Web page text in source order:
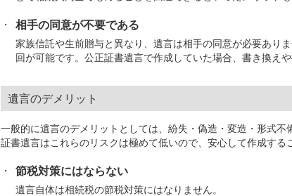
相手の同意が不要である
家族信託や生前贈与と異なり、遺言は相手の同意が必要あり
回が可能です。公正証書遺言で作成していた場合、書き換え
遺言のデメリット
一般的に遺言のデメリットとしては、紛失・偽造・変造・形式
証書遺言はこれらのリスクは極めて低いので、安心して作成する
節税対策にはならない
遺言自体は相続税の節税対策にはなりません。